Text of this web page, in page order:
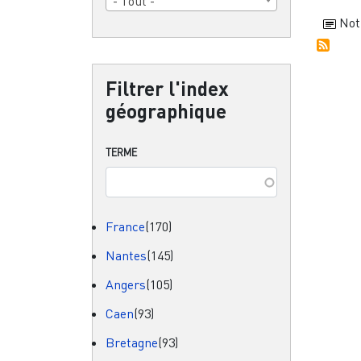
Filtrer l'index
géographique
TERME
France(170)
Nantes(145)
Angers(105)
Caen(93)
Bretagne(93)